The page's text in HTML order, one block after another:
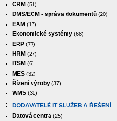
CRM (51)
DMS/ECM - správa dokumentů (20)
EAM (17)
Ekonomické systémy (68)
ERP (77)
HRM (27)
ITSM (6)
MES (32)
Řízení výroby (37)
WMS (31)
DODAVATELÉ IT SLUŽEB A ŘEŠENÍ
Datová centra (25)